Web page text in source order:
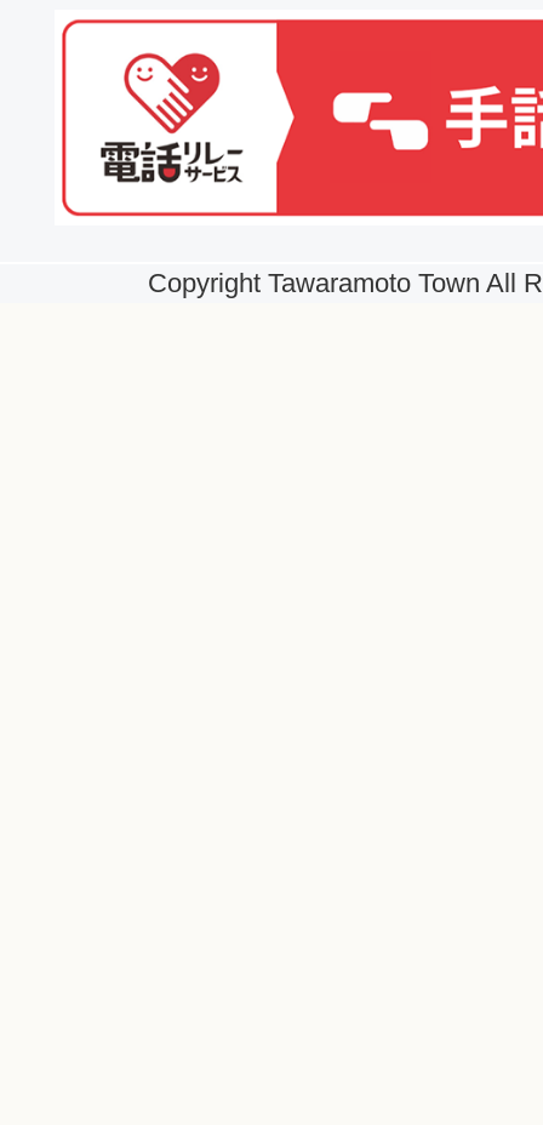
Copyright Tawaramoto Town All